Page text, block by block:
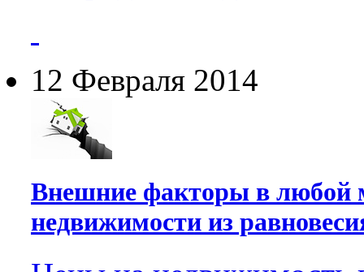
12 Февраля 2014
Внешние факторы в любой
недвижимости из